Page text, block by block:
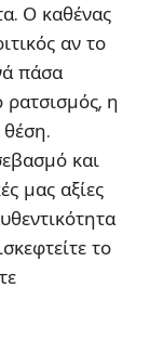
Ο καθένας
αν το
πάσα
ρατσισμός, η
και
μας αξίες
το